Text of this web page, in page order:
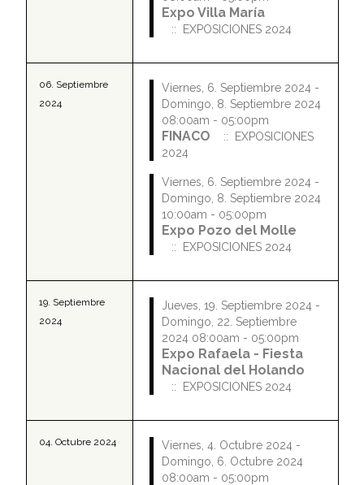
Expo Villa María
:: EXPOSICIONES 2024
06. Septiembre
2024
Viernes, 6. Septiembre 2024 -
Domingo, 8. Septiembre 2024
08:00am - 05:00pm
FINACO
:: EXPOSICIONES
2024
Viernes, 6. Septiembre 2024 -
Domingo, 8. Septiembre 2024
10:00am - 05:00pm
Expo Pozo del Molle
:: EXPOSICIONES 2024
19. Septiembre
2024
Jueves, 19. Septiembre 2024 -
Domingo, 22. Septiembre
2024 08:00am - 05:00pm
Expo Rafaela - Fiesta
Nacional del Holando
:: EXPOSICIONES 2024
04. Octubre 2024
Viernes, 4. Octubre 2024 -
Domingo, 6. Octubre 2024
08:00am - 05:00pm